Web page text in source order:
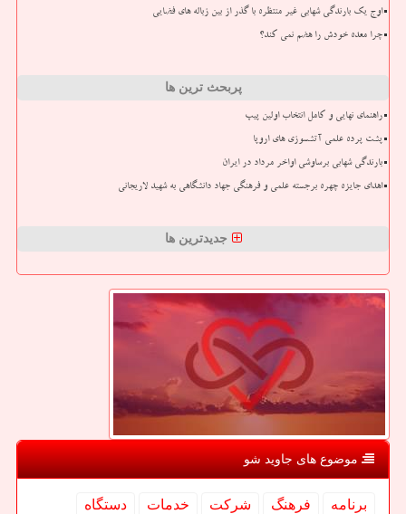
اوج یک بارندگی شهابی غیر منتظره با گذر از بین زباله های فضایی
چرا معده خودش را هضم نمی کند؟
پربحث ترین ها
راهنمای نهایی و کامل انتخاب اولین پیپ
پشت پرده علمی آتشسوزی های اروپا
بارندگی شهابی برساوشی اواخر مرداد در ایران
اهدای جایزه چهره برجسته علمی و فرهنگی جهاد دانشگاهی به شهید لاریجانی
جدیدترین ها
موضوع های جاوید شو
برنامه فرهنگ شركت خدمات
دستگاه